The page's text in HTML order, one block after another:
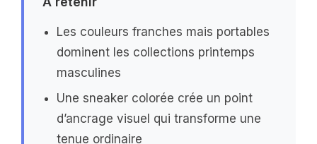
Les couleurs franches mais portables
dominent les collections printemps
masculines
Une sneaker colorée crée un point
d’ancrage visuel qui transforme une
tenue ordinaire